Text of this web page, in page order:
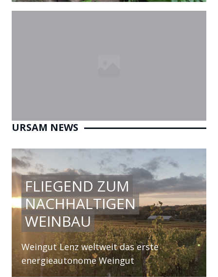
URSAM NEWS
FLIEGEND ZUM
NACHHALTIGEN
WEINBAU
Weingut Lenz weltweit das erste
energieautonome Weingut